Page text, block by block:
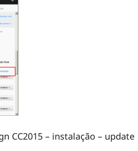
CC2015 – instalação – update